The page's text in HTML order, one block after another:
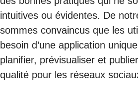
intuitives ou évidentes. De
sommes convaincus que les
besoin d’une application
planifier, prévisualiser et
qualité pour les réseaux